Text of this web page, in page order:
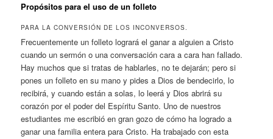
Propósitos para el uso de un folleto
PARA LA CONVERSIÓN DE LOS INCONVERSOS.
Frecuentemente un folleto logrará el ganar a alguien a Cristo
cuando un sermón o una conversación cara a cara han fallado.
Hay muchos que si tratas de hablarles, no te dejarán; pero si
pones un folleto en su mano y pides a Dios de bendecirlo, lo
recibirá, y cuando están a solas, lo leerá y Dios abrirá su
corazón por el poder del Espíritu Santo. Uno de nuestros
estudiantes me escribió en gran gozo de cómo ha logrado a
ganar una familia entera para Cristo. Ha trabajado con esta